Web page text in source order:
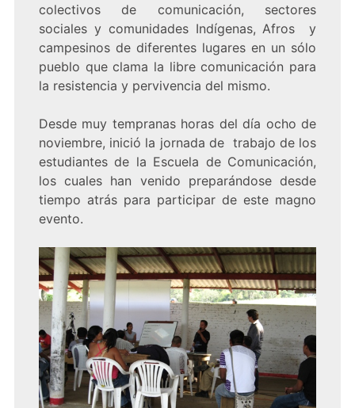
colectivos de comunicación, sectores
sociales y comunidades Indígenas, Afros y
campesinos de diferentes lugares en un sólo
pueblo que clama la libre comunicación para
la resistencia y pervivencia del mismo.
Desde muy tempranas horas del día ocho de
noviembre, inició la jornada de trabajo de los
estudiantes de la Escuela de Comunicación,
los cuales han venido preparándose desde
tiempo atrás para participar de este magno
evento.